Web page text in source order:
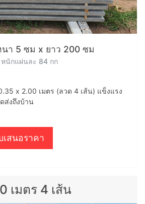
า 5 ซม x ยาว 200 ซม
หนักแผ่นละ 84 กก
x 2.00 เมตร (ลวด 4 เส้น) แข็งแรง
ส่งถึงบ้าน
สนอราคา
เมตร 4 เส้น